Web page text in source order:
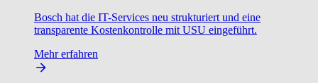
Bosch hat die IT-Services neu strukturiert und eine
transparente Kostenkontrolle mit USU eingeführt.
Mehr erfahren